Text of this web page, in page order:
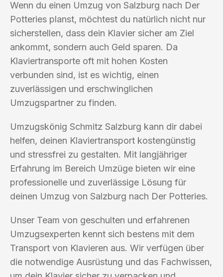
Wenn du einen Umzug von Salzburg nach Der
Potteries planst, möchtest du natürlich nicht nur
sicherstellen, dass dein Klavier sicher am Ziel
ankommt, sondern auch Geld sparen. Da
Klaviertransporte oft mit hohen Kosten
verbunden sind, ist es wichtig, einen
zuverlässigen und erschwinglichen
Umzugspartner zu finden.
Umzugskönig Schmitz Salzburg kann dir dabei
helfen, deinen Klaviertransport kostengünstig
und stressfrei zu gestalten. Mit langjähriger
Erfahrung im Bereich Umzüge bieten wir eine
professionelle und zuverlässige Lösung für
deinen Umzug von Salzburg nach Der Potteries.
Unser Team von geschulten und erfahrenen
Umzugsexperten kennt sich bestens mit dem
Transport von Klavieren aus. Wir verfügen über
die notwendige Ausrüstung und das Fachwissen,